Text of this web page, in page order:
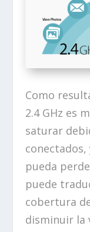
Como
2.4 GHz es
saturar
pueda
puede
cobertura
disminuir la